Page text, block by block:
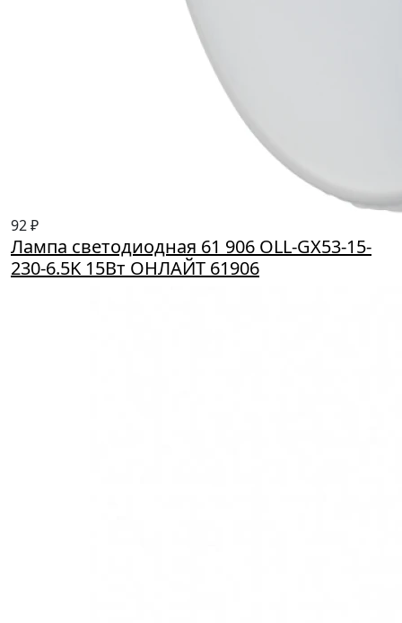
92 ₽
Лампа светодиодная 61 906 OLL-GX53-15-
230-6.5K 15Вт ОНЛАЙТ 61906